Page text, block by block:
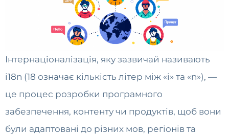
Інтернаціоналізація, яку зазвичай називають
i18n (18 означає кількість літер між «i» та «n»), —
це процес розробки програмного
забезпечення, контенту чи продуктів, щоб вони
були адаптовані до різних мов, регіонів та